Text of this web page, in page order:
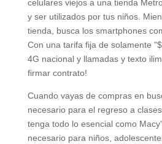
celulares viejos a una tienda
y ser utilizados por tus niños.
tienda, busca los smartphones
Con una tarifa fija de solamente
4G nacional y llamadas y texto
firmar contrato!
Cuando vayas de compras en
necesario para el regreso a
tenga todo lo esencial como
necesario para niños,